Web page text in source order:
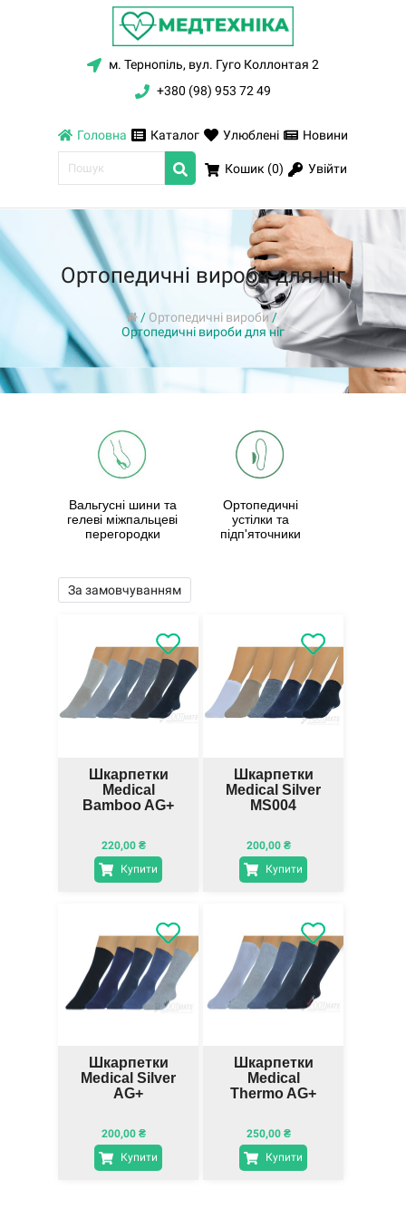
м. Тернопіль, вул. Гуго Коллонтая 2
+380 (98) 953 72 49
Головна Каталог Улюблені Новини
Кошик (0) Увійти
Ортопедичні вироби для ніг
/ Ортопедичні вироби /
Ортопедичні вироби для ніг
Вальгусні шини та
гелеві міжпальцеві
перегородки
Ортопедичні
устілки та
підп'яточники
За замовчуванням
Шкарпетки
Medical
Bamboo AG+
220,00 ₴
Купити
Шкарпетки
Medical Silver
MS004
200,00 ₴
Купити
Шкарпетки
Medical Silver
AG+
200,00 ₴
Купити
Шкарпетки
Medical
Thermo AG+
250,00 ₴
Купити